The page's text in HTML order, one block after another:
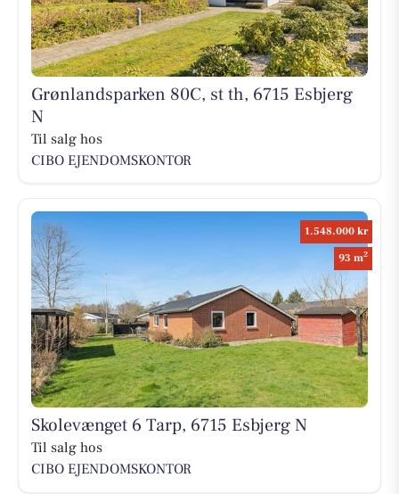
Grønlandsparken 80C, st th, 6715 Esbjerg
N
Til salg hos
CIBO EJENDOMSKONTOR
1.548.000 kr
93 m2
Skolevænget 6 Tarp, 6715 Esbjerg N
Til salg hos
CIBO EJENDOMSKONTOR